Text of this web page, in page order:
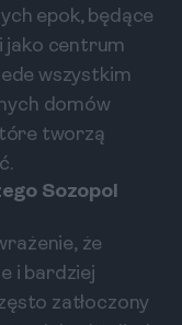
epok, będące
jako centrum
wszystkim
domów
tworzą
Sozopol
że
i bardziej
zatłoczony